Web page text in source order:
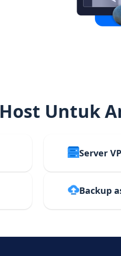
Untuk
Server
Backup